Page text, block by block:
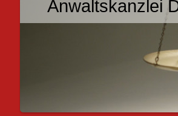
Anwaltskanzlei